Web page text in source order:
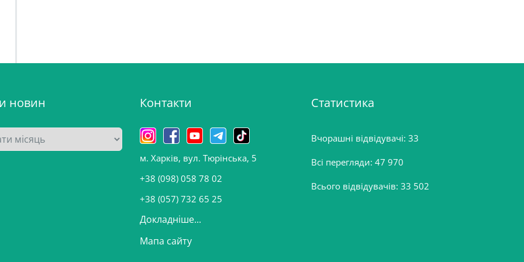
новин Контакти
м. Харків, вул. Тюрінська, 5
+38 (098) 058 78 02
+38 (057) 732 65 25
Докладніше...
Мапа сайту
Статистика
Вчорашні відвідувачі: 33
Всі перегляди: 47 970
Всього відвідувачів: 33 502